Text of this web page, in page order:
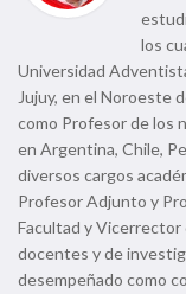
los
Universidad
Jujuy, en el Noroeste
como Profesor de los
en Argentina, Chile,
diversos cargos
Profesor Adjunto y
Facultad y
docentes y de
desempeñado como